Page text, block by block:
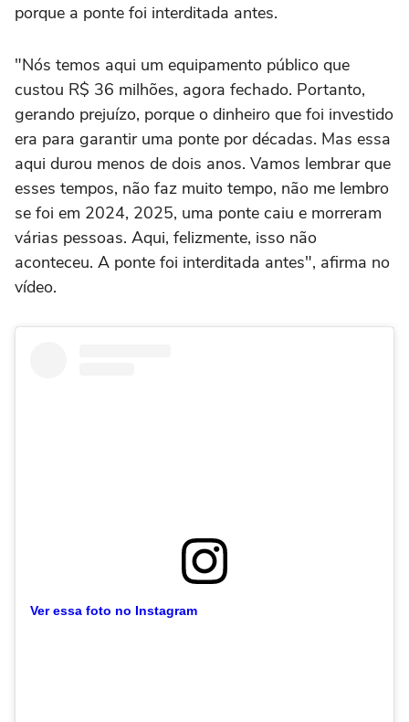
porque a ponte foi interditada antes.
"Nós temos aqui um equipamento público que
custou R$ 36 milhões, agora fechado. Portanto,
gerando prejuízo, porque o dinheiro que foi investido
era para garantir uma ponte por décadas. Mas essa
aqui durou menos de dois anos. Vamos lembrar que
esses tempos, não faz muito tempo, não me lembro
se foi em 2024, 2025, uma ponte caiu e morreram
várias pessoas. Aqui, felizmente, isso não
aconteceu. A ponte foi interditada antes", afirma no
vídeo.
Ver essa foto no Instagram